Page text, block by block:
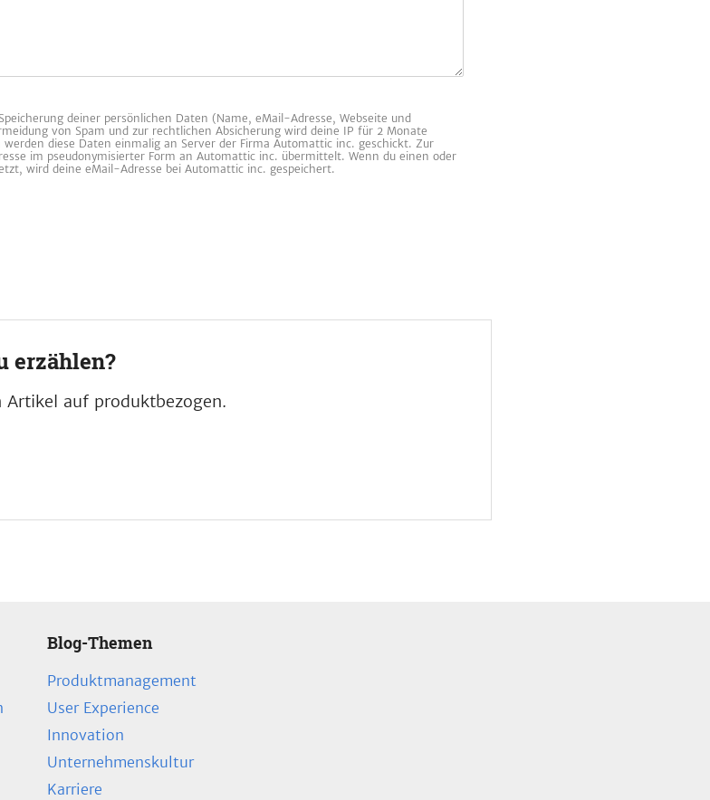
deiner persönlichen Daten (Name, eMail-Adresse, Webseite und
von Spam und zur rechtlichen Absicherung wird deine IP für 2 Monate
diese Daten einmalig an Server der Firma Automattic inc. geschickt. Zur
im pseudonymisierter Form an Automattic inc. übermittelt. Wenn du einen oder
wird deine eMail-Adresse bei Automattic inc. gespeichert.
erzählen?
Artikel auf produktbezogen.
Blog-Themen
Produktmanagement
User Experience
Innovation
Unternehmenskultur
Karriere